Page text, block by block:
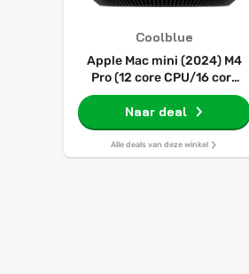
Coolblue
Apple Mac mini (2024) M4
Pro (12 core CPU/16 core
GPU) 24GB/512GB
Naar deal
Alle deals van deze winkel